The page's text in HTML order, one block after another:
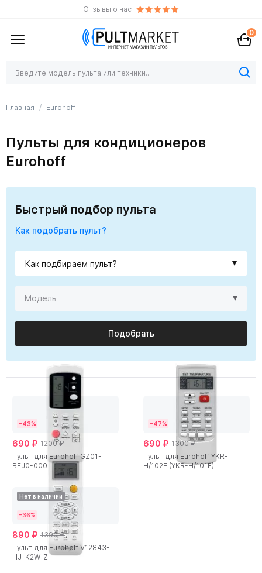
Отзывы о нас
0
Главная Eurohoff
Пульты для кондиционеров
Eurohoff
Быстрый подбор пульта
Как подобрать пульт?
Подобрать
−43%
690 ₽ 1200 ₽
Пульт для Eurohoff GZ01-
BEJ0-000
−47%
690 ₽ 1300 ₽
Пульт для Eurohoff YKR-
H/102E (YKR-H/101E)
Нет в наличии
−36%
890 ₽ 1390 ₽
Пульт для Eurohoff V12843-
HJ-K2W-Z